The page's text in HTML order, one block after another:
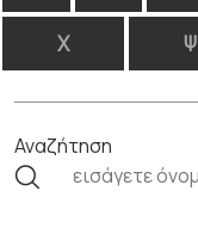
Χ Ψ
Αναζήτηση